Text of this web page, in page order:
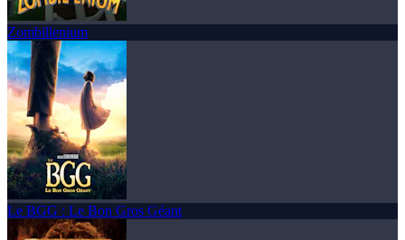
Zombillenium
Le BGG : Le Bon Gros Géant